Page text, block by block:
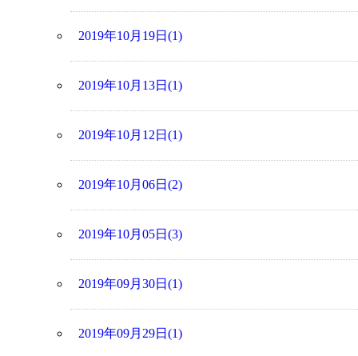
2019年10月19日(1)
2019年10月13日(1)
2019年10月12日(1)
2019年10月06日(2)
2019年10月05日(3)
2019年09月30日(1)
2019年09月29日(1)